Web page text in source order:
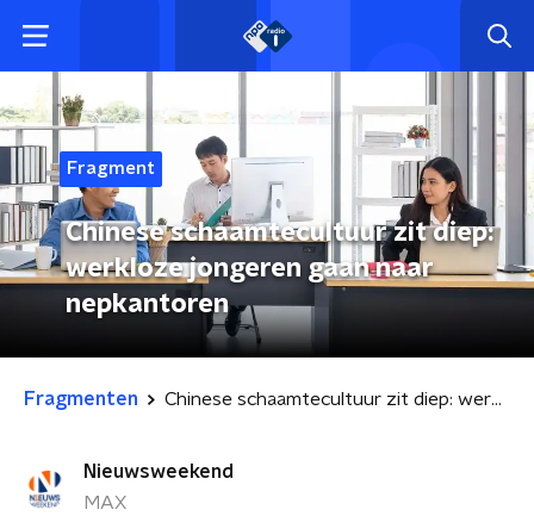
Fragment
Chinese schaamtecultuur zit diep:
werkloze jongeren gaan naar
nepkantoren
Fragmenten Chinese schaamtecultuur zit diep: werkloze jongeren gaan naar nepkantoren
Nieuwsweekend
MAX